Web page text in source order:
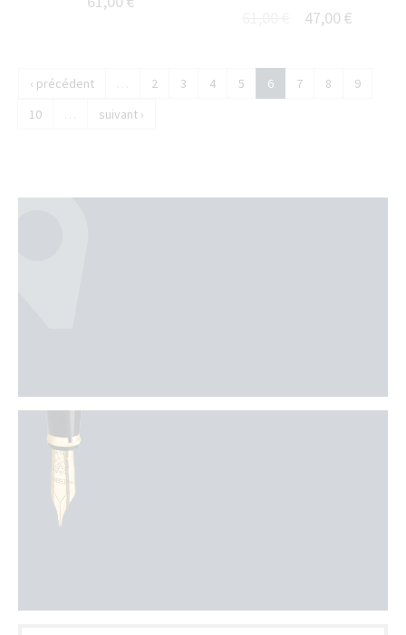
47,00 €
‹ précédent 2 3 4 5 6 7 8
9
10
suivant ›